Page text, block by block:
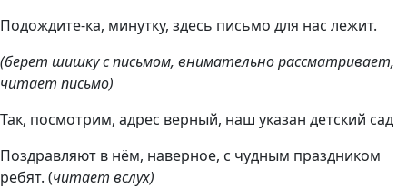
Подождите-ка, минутку, здесь письмо для нас лежит.
(берет шишку с письмом, внимательно рассматривает,
читает письмо)
Так, посмотрим, адрес верный, наш указан детский сад
Поздравляют в нём, наверное, с чудным праздником
ребят. (читает вслух)